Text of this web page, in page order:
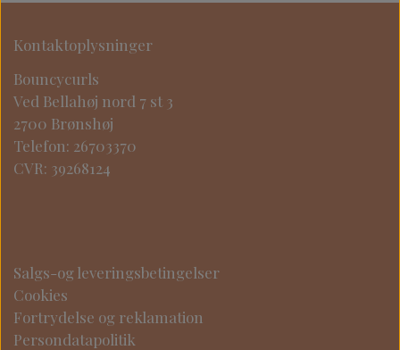
Kontaktoplysninger
Bouncycurls
Ved Bellahøj nord 7 st 3
2700 Brønshøj
Telefon: 26703370
CVR: 39268124
Salgs-og leveringsbetingelser
Cookies
Fortrydelse og reklamation
Persondatapolitik